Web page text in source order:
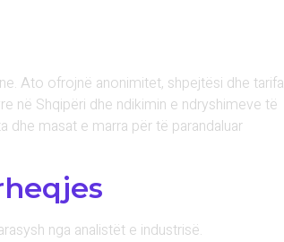
Ato ofrojnë anonimitet, shpejtësi dhe tarifa
në Shqipëri dhe ndikimin e ndryshimeve të
masat e marra për të parandaluar
nga analistët e industrisë.